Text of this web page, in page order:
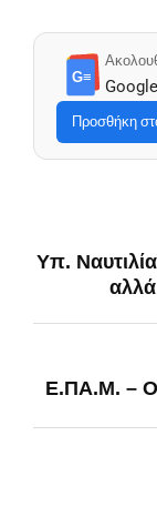
G≡
Προσθήκη
Υπ.
αλλά
Ε.ΠΑ.Μ. – Ο